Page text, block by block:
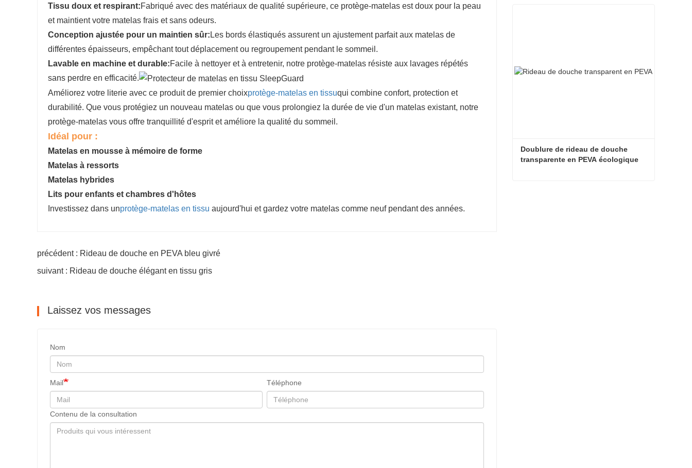
Tissu doux et respirant:Fabriqué avec des matériaux de qualité supérieure, ce protège-matelas est doux pour la peau
et maintient votre matelas frais et sans odeurs.
Conception ajustée pour un maintien sûr: Les bords élastiqués assurent un ajustement parfait aux matelas de
différentes épaisseurs, empêchant tout déplacement ou regroupement pendant le sommeil.
Lavable en machine et durable:Facile à nettoyer et à entretenir, notre protège-matelas résiste aux lavages répétés
sans perdre en efficacité.
Améliorez votre literie avec ce produit de premier choixprotège-matelas en tissuqui combine confort, protection et
durabilité. Que vous protégiez un nouveau matelas ou que vous prolongiez la durée de vie d'un matelas existant, notre
protège-matelas vous offre tranquillité d'esprit et améliore la qualité du sommeil.
Idéal pour :
Matelas en mousse à mémoire de forme
Matelas à ressorts
Matelas hybrides
Lits pour enfants et chambres d'hôtes
Investissez dans unprotège-matelas en tissu aujourd'hui et gardez votre matelas comme neuf pendant des années.
précédent : Rideau de douche en PEVA bleu givré
suivant : Rideau de douche élégant en tissu gris
Laissez vos messages
Nom
Mail Téléphone
Contenu de la consultation
Doublure de rideau de douche
transparente en PEVA écologique